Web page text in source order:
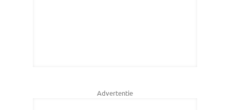
Advertentie